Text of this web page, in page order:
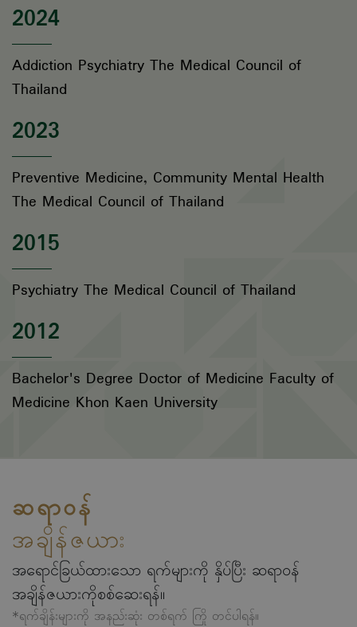
2024
Addiction Psychiatry The Medical Council of
Thailand
2023
Preventive Medicine, Community Mental Health
The Medical Council of Thailand
2015
Psychiatry The Medical Council of Thailand
2012
Bachelor's Degree Doctor of Medicine Faculty of
Medicine Khon Kaen University
ဆရာဝန်
အချိန်ဇယား
အရောင်ခြယ်ထားသော ရက်များကို နှိပ်ပြီး ဆရာဝန်
အချိန်ဇယားကိုစစ်ဆေးရန်။
*ရက်ချိန်းများကို အနည်းဆုံး တစ်ရက် ကြို တင်ပါရန်။